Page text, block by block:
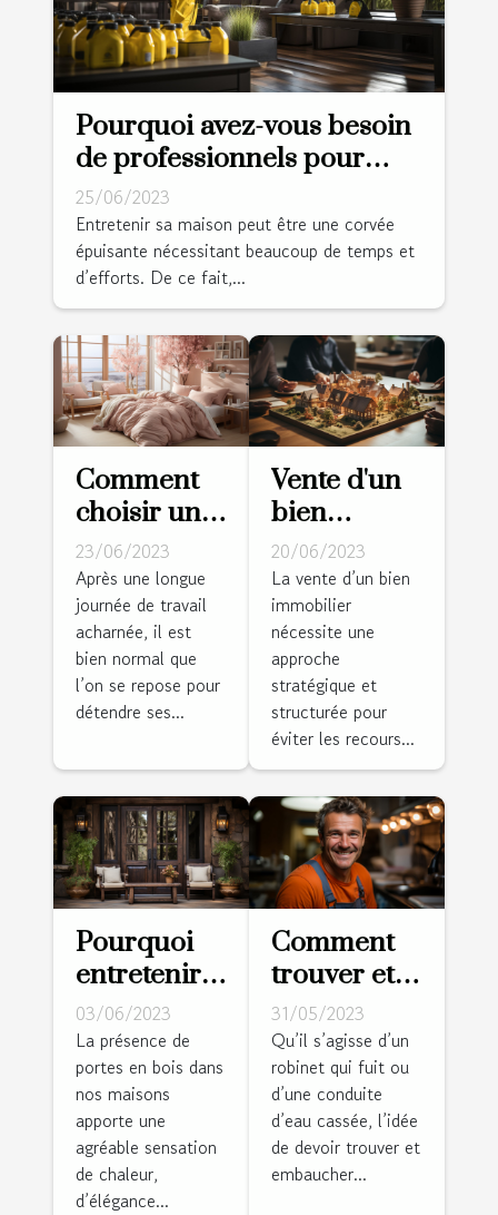
Pourquoi avez-vous besoin
de professionnels pour
nettoyer votre domicile ?
25/06/2023
Entretenir sa maison peut être une corvée
épuisante nécessitant beaucoup de temps et
d’efforts. De ce fait,...
Comment
choisir une
bonne
housse de
couette
pour son
confort ?
23/06/2023
Après une longue
journée de travail
acharnée, il est
bien normal que
l’on se repose pour
détendre ses...
Vente d'un
bien
immobilier :
diagnostic
d'une vente
appréciable
?
20/06/2023
La vente d’un bien
immobilier
nécessite une
approche
stratégique et
structurée pour
éviter les recours...
Pourquoi
entretenir
une porte
en bois ?
03/06/2023
La présence de
portes en bois dans
nos maisons
apporte une
agréable sensation
de chaleur,
d’élégance...
Comment
trouver et
embaucher
de bons
plombiers ?
31/05/2023
Qu’il s’agisse d’un
robinet qui fuit ou
d’une conduite
d’eau cassée, l’idée
de devoir trouver et
embaucher...